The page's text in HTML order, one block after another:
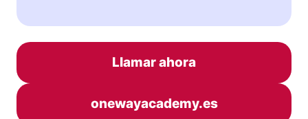
Llamar ahora
onewayacademy.es